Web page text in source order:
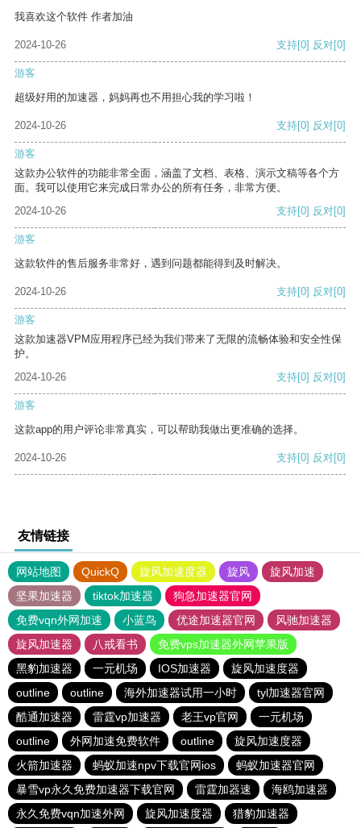
我喜欢这个软件 作者加油
2024-10-26 支持[0] 反对[0]
游客
超级好用的加速器，妈妈再也不用担心我的学习啦！
2024-10-26 支持[0] 反对[0]
游客
这款办公软件的功能非常全面，涵盖了文档、表格、演示文稿等各个方
面。我可以使用它来完成日常办公的所有任务，非常方便。
2024-10-26
支持[0] 反对[0]
游客
这款软件的售后服务非常好，遇到问题都能得到及时解决。
2024-10-26 支持[0] 反对[0]
游客
这款加速器VPM应用程序已经为我们带来了无限的流畅体验和安全性保
护。
2024-10-26
支持[0] 反对[0]
游客
这款app的用户评论非常真实，可以帮助我做出更准确的选择。
2024-10-26 支持[0] 反对[0]
友情链接
网站地图 QuickQ 旋风加速度器 旋风
旋风加速
坚果加速器
tiktok加速器
狗急加速器官网
免费vqn外网加速
小蓝鸟 优途加速器官网
风驰加速器
旋风加速器
八戒看书
免费vps加速器外网苹果版
黑豹加速器
一元机场 IOS加速器
旋风加速度器
outline
outline 海外加速器试用一小时
tyl加速器官网
酷通加速器
雷霆vp加速器 老王vp官网
一元机场
outline
外网加速免费软件 outline
旋风加速度器
火箭加速器
蚂蚁加速npv下载官网ios
蚂蚁加速器官网
暴雪vp永久免费加速器下载官网
雷霆加器速
海鸥加速器
永久免费vqn加速外网
旋风加速度器 猎豹加速器